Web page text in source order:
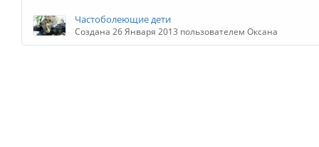
Частоболеющие дети
Создана 26 Января 2013 пользователем Оксана